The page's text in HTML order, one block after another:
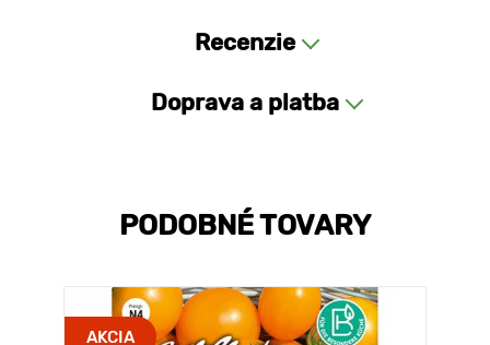
Recenzie
Doprava a platba
PODOBNÉ TOVARY
AKCIA